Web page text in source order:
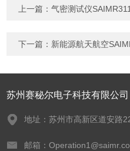
上一篇：气密测试仪
下一篇： 新能源航天航空
苏州赛秘尔电子科技有限公司
地址：苏州市高新区道安路
邮箱：